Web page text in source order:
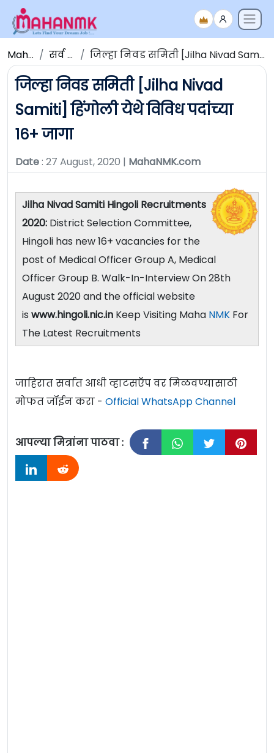
Maha NMK सर्व जाहिराती जिल्हा निवड समिती [Jilha Nivad Samiti] हिंगोली येथे विविध पदांच्या १६+ जागा
जिल्हा निवड समिती [Jilha Nivad
Samiti] हिंगोली येथे विविध पदांच्या
१६+ जागा
Date: 27 August, 2020 | MahaNMK.com
Jilha Nivad Samiti Hingoli Recruitments
2020: District Selection Committee,
Hingoli has new 16+ vacancies for the
post of Medical Officer Group A, Medical
Officer Group B. Walk-In-Interview On 28th
August 2020 and the official website
is www.hingoli.nic.in Keep Visiting Maha NMK For
The Latest Recruitments
जाहिरात सर्वात आधी व्हाटसऍप वर मिळवण्यासाठी
मोफत जॉईन करा - Official WhatsApp Channel
आपल्या मित्रांना पाठवा :